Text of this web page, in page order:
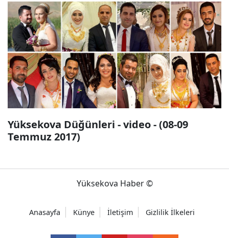
Yüksekova Düğünleri - video - (08-09
Temmuz 2017)
Yüksekova Haber ©
Anasayfa Künye İletişim Gizlilik İlkeleri